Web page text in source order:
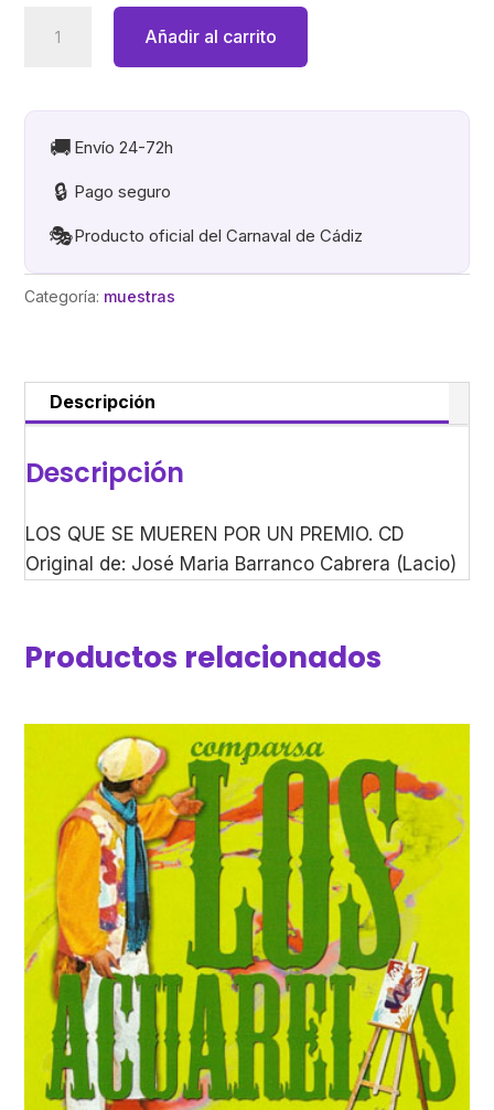
QUE
MUEREN
POR
PREMIO
cantidad
Añadir al carrito
🚚 Envío 24-72h
🔒 Pago seguro
🎭Producto oficial del Carnaval de Cádiz
Categoría: muestras
Descripción
Descripción
LOS QUE SE MUEREN POR UN PREMIO. CD
Original de: José Maria Barranco Cabrera (Lacio)
Productos relacionados